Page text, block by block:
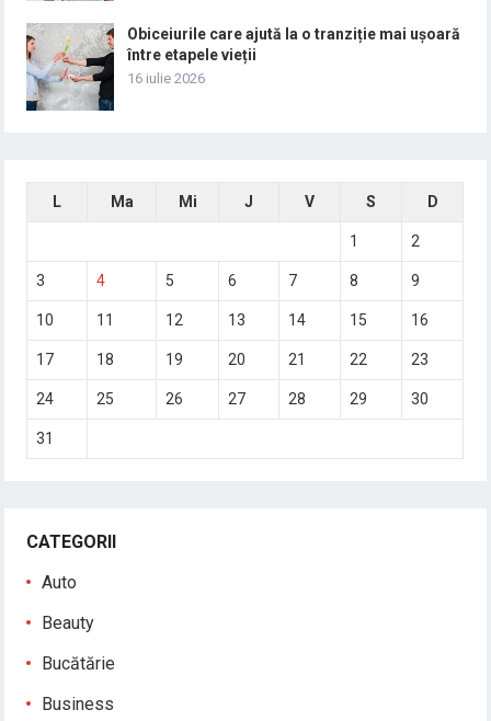
Obiceiurile care ajută la o tranziție mai ușoară
între etapele vieții
16 iulie 2026
L Ma Mi J V S D
1 2
3 4 5 6 7 8 9
10 11 12 13 14 15 16
17 18 19 20 21 22 23
24 25 26 27 28 29 30
31
CATEGORII
Auto
Beauty
Bucătărie
Business